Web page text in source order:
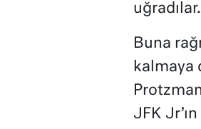
uğradılar.
Buna
kalmaya
JFK